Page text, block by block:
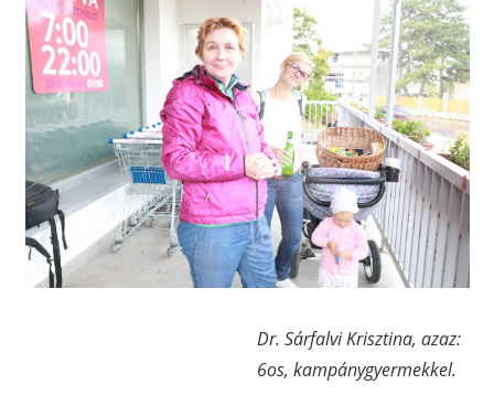
Dr. Sárfalvi Krisztina, azaz:
6os, kampánygyermekkel.